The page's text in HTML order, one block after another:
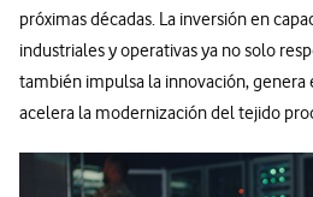
próximas décadas. La inversión en
industriales y operativas ya no solo
también impulsa la innovación,
acelera la modernización del tejido